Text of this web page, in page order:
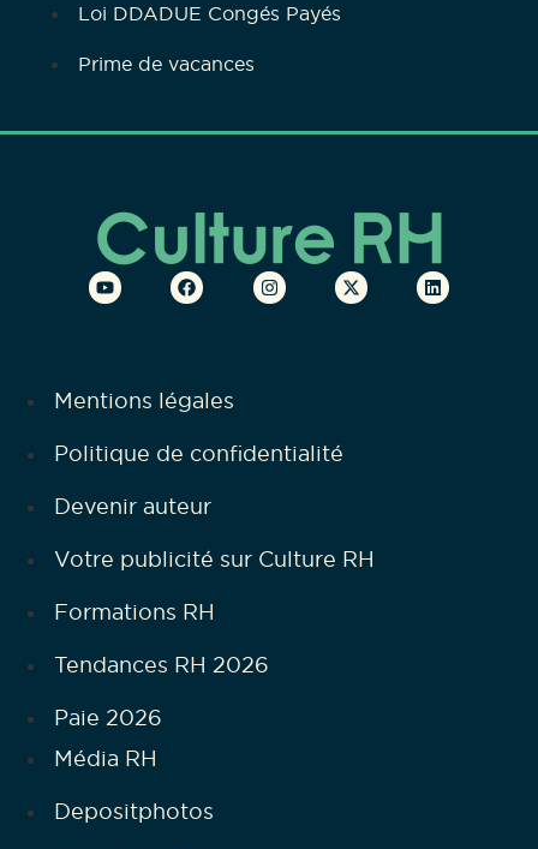
Loi DDADUE Congés Payés
Prime de vacances
Mentions légales
Politique de confidentialité
Devenir auteur
Votre publicité sur Culture RH
Formations RH
Tendances RH 2026
Paie 2026
Média RH
Depositphotos